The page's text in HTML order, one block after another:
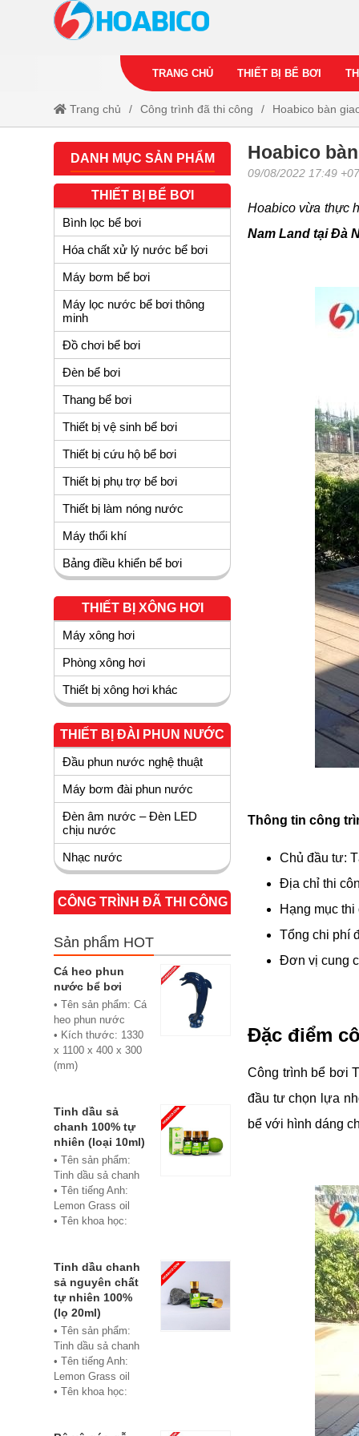
TRANG CHỦ THIẾT BỊ BỂ BƠI
Trang chủ Công trình đã thi công Hoabico bàn
Hoabico
09/08/2022 17:49 +07
Hoabico vừa thực
Nam Land tại Đà
Thông tin công
Chủ đầu tư:
Địa chỉ thi
Hạng mục
Tổng chi phí
Đơn vị cung
Đặc điểm
Công trình bể bơi
đầu tư chọn lựa
bể với hình dáng
DANH MỤC SẢN PHẨM
THIẾT BỊ BỂ BƠI
Bình lọc bể bơi
Hóa chất xử lý nước bể bơi
Máy bơm bể bơi
Máy lọc nước bể bơi thông
minh
Đồ chơi bể bơi
Đèn bể bơi
Thang bể bơi
Thiết bị vệ sinh bể bơi
Thiết bị cứu hộ bể bơi
Thiết bị phụ trợ bể bơi
Thiết bị làm nóng nước
Máy thổi khí
Bảng điều khiển bể bơi
THIẾT BỊ XÔNG HƠI
Máy xông hơi
Phòng xông hơi
Thiết bị xông hơi khác
THIẾT BỊ ĐÀI PHUN NƯỚC
Đầu phun nước nghệ thuật
Máy bơm đài phun nước
Đèn âm nước – Đèn LED
chịu nước
Nhạc nước
CÔNG TRÌNH ĐÃ THI CÔNG
Sản phẩm HOT
Cá heo phun
nước bể bơi
• Tên sản phẩm: Cá
heo phun nước
• Kích thước: 1330
x 1100 x 400 x 300
(mm)
Composite
• Phân phối:
Hoabico
Tinh dầu sả
chanh 100% tự
nhiên (loại 10ml)
• Tên sản phẩm:
Tinh dầu sả chanh
• Tên tiếng Anh:
Lemon Grass oil
• Tên khoa học:
• Chủng loại: Thiết
bị xông hơi
• Thành phần chiết
xuất: lá
• Phương pháp
chiết xuất: Chưng
cất hơi nước
• Hình thức: Chất
lỏng
Tinh dầu chanh
sả nguyên chất
tự nhiên 100%
(lọ 20ml)
• Tên sản phẩm:
Tinh dầu sả chanh
• Tên tiếng Anh:
Lemon Grass oil
• Tên khoa học: